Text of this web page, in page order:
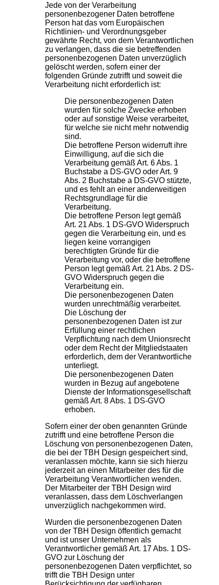
Jede von der Verarbeitung
personenbezogener Daten betroffene
Person hat das vom Europäischen
Richtlinien- und Verordnungsgeber
gewährte Recht, von dem Verantwortlichen
zu verlangen, dass die sie betreffenden
personenbezogenen Daten unverzüglich
gelöscht werden, sofern einer der
folgenden Gründe zutrifft und soweit die
Verarbeitung nicht erforderlich ist:
Die personenbezogenen Daten
wurden für solche Zwecke erhoben
oder auf sonstige Weise verarbeitet,
für welche sie nicht mehr notwendig
sind.
Die betroffene Person widerruft ihre
Einwilligung, auf die sich die
Verarbeitung gemäß Art. 6 Abs. 1
Buchstabe a DS-GVO oder Art. 9
Abs. 2 Buchstabe a DS-GVO stützte,
und es fehlt an einer anderweitigen
Rechtsgrundlage für die
Verarbeitung.
Die betroffene Person legt gemäß
Art. 21 Abs. 1 DS-GVO Widerspruch
gegen die Verarbeitung ein, und es
liegen keine vorrangigen
berechtigten Gründe für die
Verarbeitung vor, oder die betroffene
Person legt gemäß Art. 21 Abs. 2 DS-
GVO Widerspruch gegen die
Verarbeitung ein.
Die personenbezogenen Daten
wurden unrechtmäßig verarbeitet.
Die Löschung der
personenbezogenen Daten ist zur
Erfüllung einer rechtlichen
Verpflichtung nach dem Unionsrecht
oder dem Recht der Mitgliedstaaten
erforderlich, dem der Verantwortliche
unterliegt.
Die personenbezogenen Daten
wurden in Bezug auf angebotene
Dienste der Informationsgesellschaft
gemäß Art. 8 Abs. 1 DS-GVO
erhoben.
Sofern einer der oben genannten Gründe
zutrifft und eine betroffene Person die
Löschung von personenbezogenen Daten,
die bei der TBH Design gespeichert sind,
veranlassen möchte, kann sie sich hierzu
jederzeit an einen Mitarbeiter des für die
Verarbeitung Verantwortlichen wenden.
Der Mitarbeiter der TBH Design wird
veranlassen, dass dem Löschverlangen
unverzüglich nachgekommen wird.
Wurden die personenbezogenen Daten
von der TBH Design öffentlich gemacht
und ist unser Unternehmen als
Verantwortlicher gemäß Art. 17 Abs. 1 DS-
GVO zur Löschung der
personenbezogenen Daten verpflichtet, so
trifft die TBH Design unter